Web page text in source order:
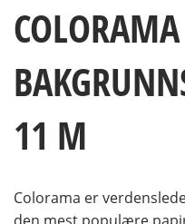
COLORAMA
11 M
Colorama er